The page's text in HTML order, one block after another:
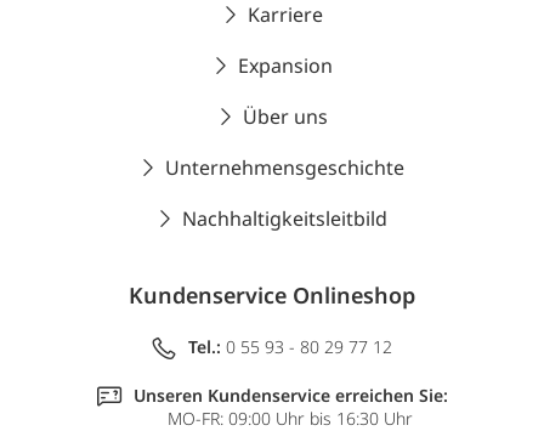
Karriere
Expansion
Über uns
Unternehmensgeschichte
Nachhaltigkeitsleitbild
Kundenservice Onlineshop
Tel.: 0 55 93 - 80 29 77 12
Unseren Kundenservice erreichen Sie:
MO-FR: 09:00 Uhr bis 16:30 Uhr